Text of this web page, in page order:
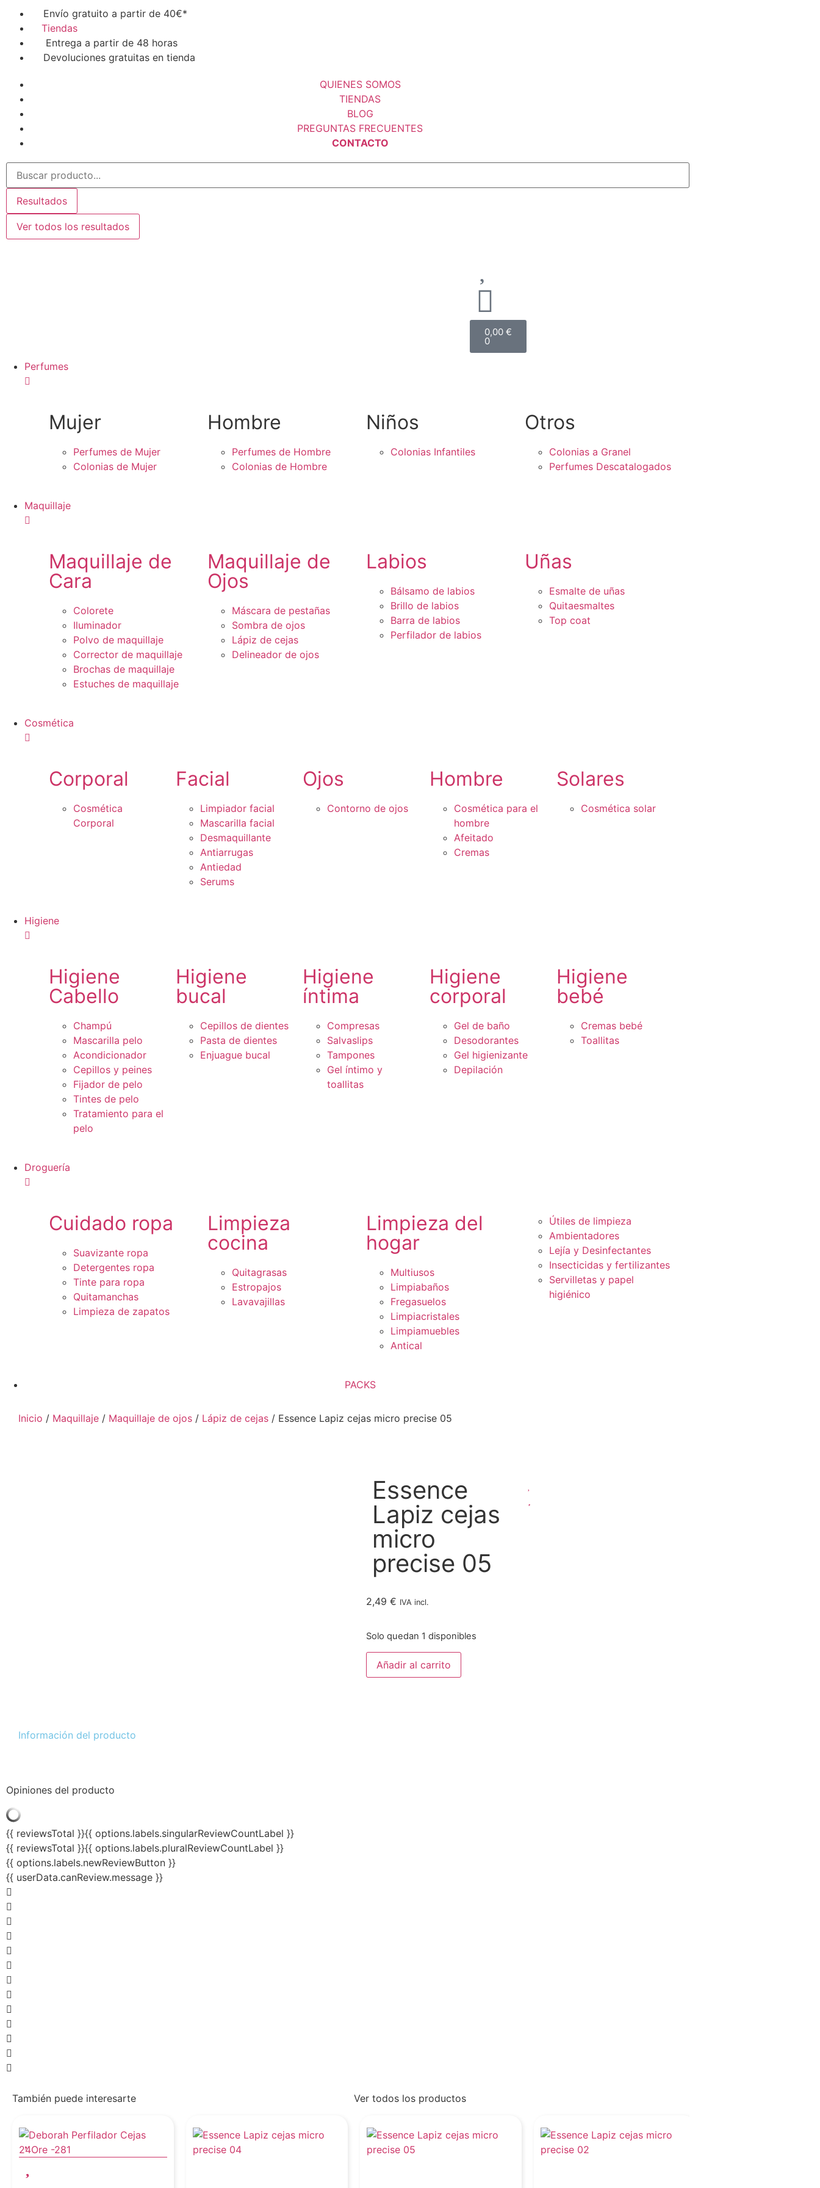
Envío gratuito a partir de 40€*
Tiendas
Entrega a partir de 48 horas
Devoluciones gratuitas en tienda
QUIENES SOMOS
TIENDAS
BLOG
PREGUNTAS FRECUENTES
CONTACTO
Resultados
Ver todos los resultados
0,00 €
0
Perfumes
Mujer
Perfumes de Mujer
Colonias de Mujer
Hombre
Perfumes de Hombre
Colonias de Hombre
Niños
Colonias Infantiles
Otros
Colonias a Granel
Perfumes Descatalogados
Maquillaje
Maquillaje de
Cara
Colorete
Iluminador
Polvo de maquillaje
Corrector de maquillaje
Brochas de maquillaje
Estuches de maquillaje
Maquillaje de
Ojos
Máscara de pestañas
Sombra de ojos
Lápiz de cejas
Delineador de ojos
Labios
Bálsamo de labios
Brillo de labios
Barra de labios
Perfilador de labios
Uñas
Esmalte de uñas
Quitaesmaltes
Top coat
Cosmética
Corporal
Cosmética
Corporal
Facial
Limpiador facial
Mascarilla facial
Desmaquillante
Antiarrugas
Antiedad
Serums
Ojos
Contorno de ojos
Hombre
Cosmética para el
hombre
Afeitado
Cremas
Solares
Cosmética solar
Higiene
Higiene
Cabello
Champú
Mascarilla pelo
Acondicionador
Cepillos y peines
Fijador de pelo
Tintes de pelo
Tratamiento para el
pelo
Higiene
bucal
Cepillos de dientes
Pasta de dientes
Enjuague bucal
Higiene
íntima
Compresas
Salvaslips
Tampones
Gel íntimo y
toallitas
Higiene
corporal
Gel de baño
Desodorantes
Gel higienizante
Depilación
Higiene
bebé
Cremas bebé
Toallitas
Droguería
Cuidado ropa
Suavizante ropa
Detergentes ropa
Tinte para ropa
Quitamanchas
Limpieza de zapatos
Limpieza
cocina
Quitagrasas
Estropajos
Lavavajillas
Limpieza del
hogar
Multiusos
Limpiabaños
Fregasuelos
Limpiacristales
Limpiamuebles
Antical
Útiles de limpieza
Ambientadores
Lejía y Desinfectantes
Insecticidas y fertilizantes
Servilletas y papel
higiénico
PACKS
Inicio / Maquillaje / Maquillaje de ojos / Lápiz de cejas / Essence Lapiz cejas micro precise 05
Essence
Lapiz cejas
micro
precise 05
2,49 € IVA incl.
Solo quedan 1 disponibles
Añadir al carrito
Información del producto
Opiniones del producto
{{ reviewsTotal }}{{ options.labels.singularReviewCountLabel }}
{{ reviewsTotal }}{{ options.labels.pluralReviewCountLabel }}
{{ options.labels.newReviewButton }}
{{ userData.canReview.message }}
También puede interesarte Ver todos los productos